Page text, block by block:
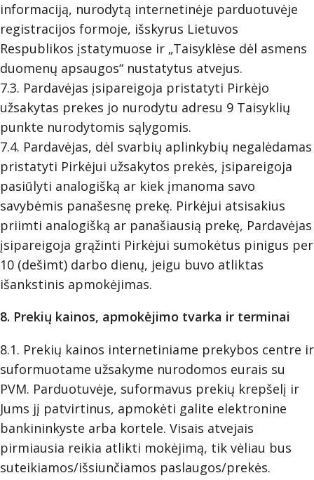
informaciją, nurodytą internetinėje parduotuvėje
registracijos formoje, išskyrus Lietuvos
Respublikos įstatymuose ir „Taisyklėse dėl asmens
duomenų apsaugos“ nustatytus atvejus.
7.3. Pardavėjas įsipareigoja pristatyti Pirkėjo
užsakytas prekes jo nurodytu adresu 9 Taisyklių
punkte nurodytomis sąlygomis.
7.4. Pardavėjas, dėl svarbių aplinkybių negalėdamas
pristatyti Pirkėjui užsakytos prekės, įsipareigoja
pasiūlyti analogišką ar kiek įmanoma savo
savybėmis panašesnę prekę. Pirkėjui atsisakius
priimti analogišką ar panašiausią prekę, Pardavėjas
įsipareigoja grąžinti Pirkėjui sumokėtus pinigus per
10 (dešimt) darbo dienų, jeigu buvo atliktas
išankstinis apmokėjimas.
8. Prekių kainos, apmokėjimo tvarka ir terminai
8.1. Prekių kainos internetiniame prekybos centre ir
suformuotame užsakyme nurodomos eurais su
PVM. Parduotuvėje, suformavus prekių krepšelį ir
Jums jį patvirtinus, apmokėti galite elektronine
bankininkyste arba kortele. Visais atvejais
pirmiausia reikia atlikti mokėjimą, tik vėliau bus
suteikiamos/išsiunčiamos paslaugos/prekės.